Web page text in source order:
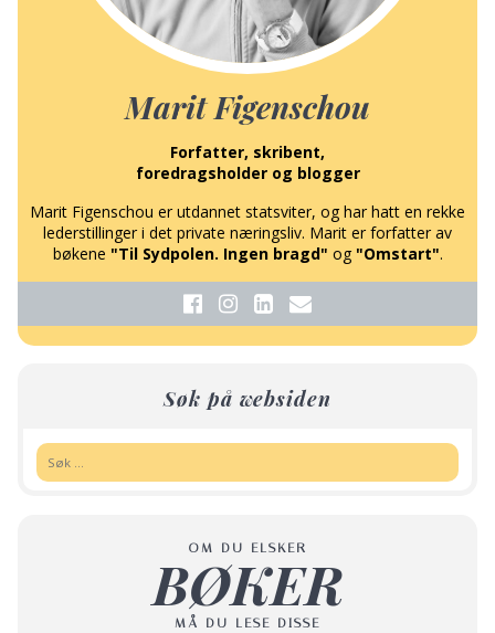
Marit Figenschou
Forfatter, skribent,
foredragsholder og blogger
Marit Figenschou er utdannet statsviter, og har hatt en rekke
lederstillinger i det private næringsliv. Marit er forfatter av
bøkene "Til Sydpolen. Ingen bragd" og "Omstart".
Søk på websiden
OM DU ELSKER
BØKER
MÅ DU LESE DISSE